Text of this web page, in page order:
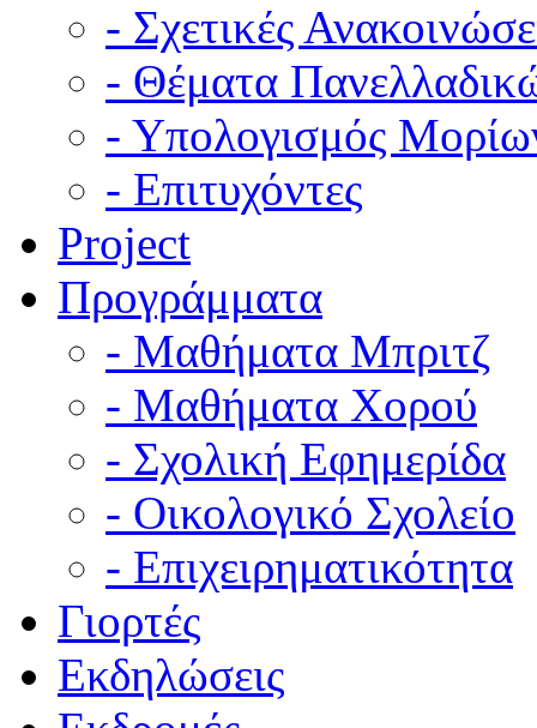
- Σχετικές
- Θέματα
- Υπολογισμός
- Επιτυχόντες
Project
Προγράμματα
- Μαθήματα Μπριτζ
- Μαθήματα Χορού
- Σχολική Εφημερίδα
- Οικολογικό Σχολείο
- Επιχειρηματικότητα
Γιορτές
Εκδηλώσεις